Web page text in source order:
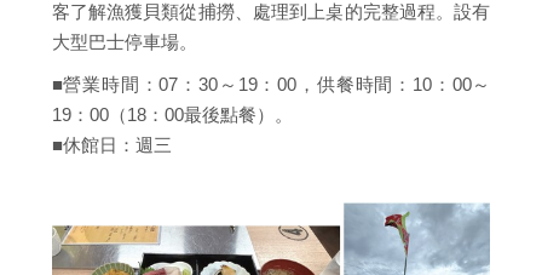
客了解漁獲貝類從捕撈、處理到上桌的完整過程。設有
大型巴士停車場。
■營業時間：07：30～19：00，供餐時間：10：00～
19：00（18：00最後點餐）。
■休館日：週三